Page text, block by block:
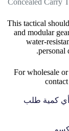
Concealed Carry
This tactical
and modular
water-
personal
For wholesale
قطعة، أي كمية طلب